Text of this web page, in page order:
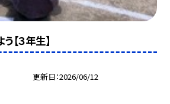
【３年生】
更新日 2026/06/12